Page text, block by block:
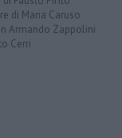
di Maria Caruso
Armando Zappolini
Cerri